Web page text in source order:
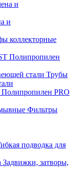
и
коллекторные
Полипропилен
Трубы
Полипропилен PRO
Фильтры
подводка для
Задвижки, затворы,